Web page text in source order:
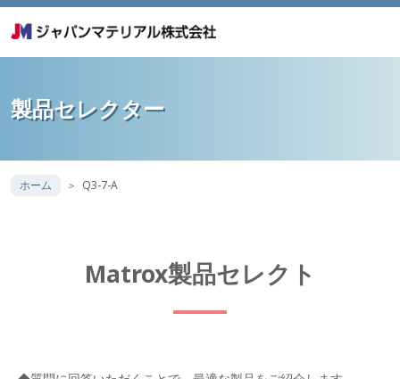
製品セレクター
ホーム Q3-7-A
Matrox製品セレクト